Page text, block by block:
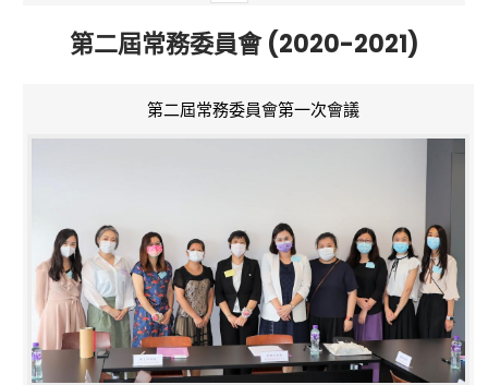
第二屆常務委員會 (2020-2021)
第二屆常務委員會第一次會議